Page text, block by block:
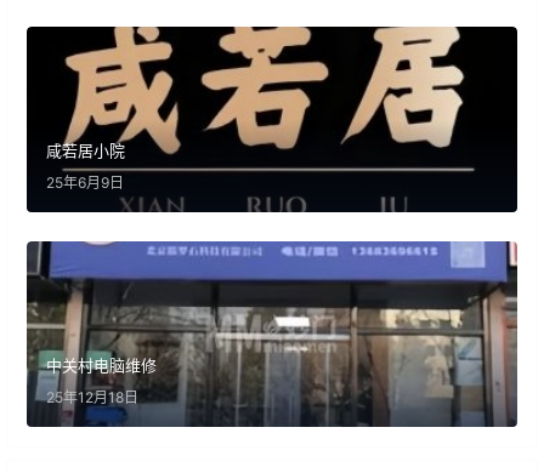
咸若居小院
25年6月9日
中关村电脑维修
25年12月18日